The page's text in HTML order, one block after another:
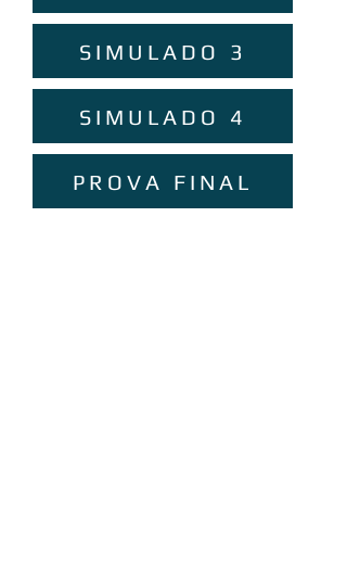
SIMULADO 3
SIMULADO 4
PROVA FINAL